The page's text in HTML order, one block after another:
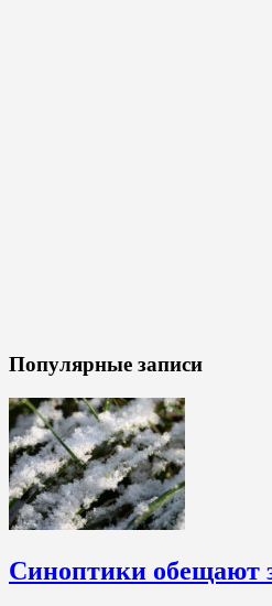
Популярные записи
Синоптики обещают